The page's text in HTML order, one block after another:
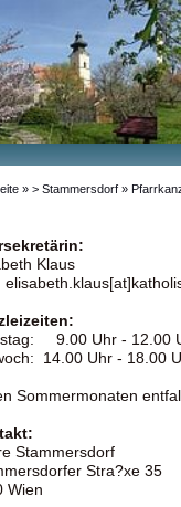
» > Stammersdorf »
Klaus
9.00 Uhr - 12.00
14.00 Uhr - 18.00
Sommermonaten
Stammersdorf
Stra?xe 35
Wien